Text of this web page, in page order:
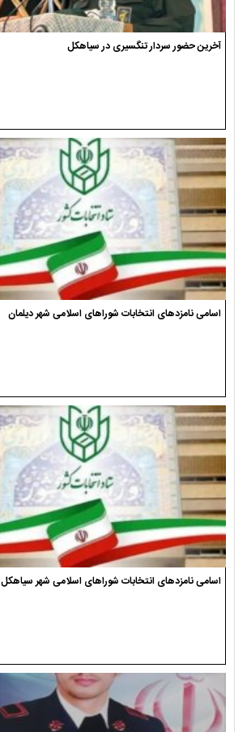
آخرین حضور سردار تنگسیری در سیاهکل
اسامی نامزدهای انتخابات شوراهای اسلامی شهر دیلمان
اسامی نامزدهای انتخابات شوراهای اسلامی شهر سیاهکل